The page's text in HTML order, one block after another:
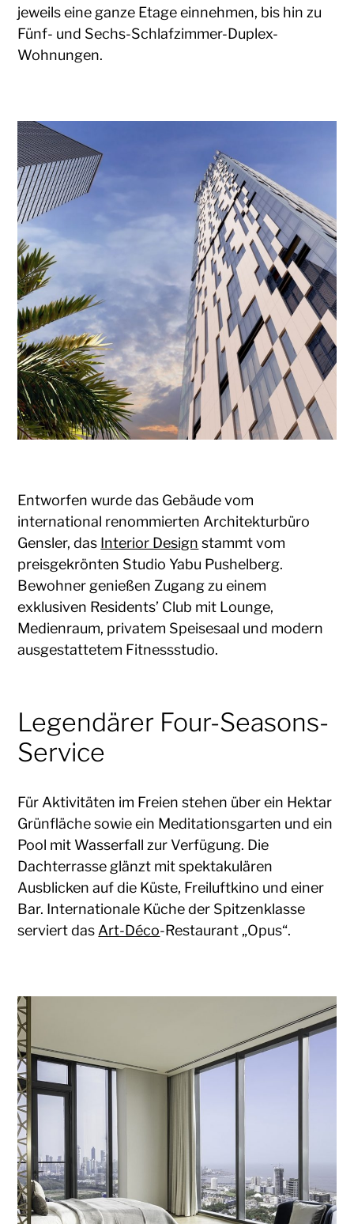
jeweils eine ganze Etage einnehmen, bis hin zu
Fünf- und Sechs-Schlafzimmer-Duplex-
Wohnungen.
Entworfen wurde das Gebäude vom
international renommierten Architekturbüro
Gensler, das Interior Design stammt vom
preisgekrönten Studio Yabu Pushelberg.
Bewohner genießen Zugang zu einem
exklusiven Residents’ Club mit Lounge,
Medienraum, privatem Speisesaal und modern
ausgestattetem Fitnessstudio.
Legendärer Four-Seasons-
Service
Für Aktivitäten im Freien stehen über ein Hektar
Grünfläche sowie ein Meditationsgarten und ein
Pool mit Wasserfall zur Verfügung. Die
Dachterrasse glänzt mit spektakulären
Ausblicken auf die Küste, Freiluftkino und einer
Bar. Internationale Küche der Spitzenklasse
serviert das Art-Déco-Restaurant „Opus“.